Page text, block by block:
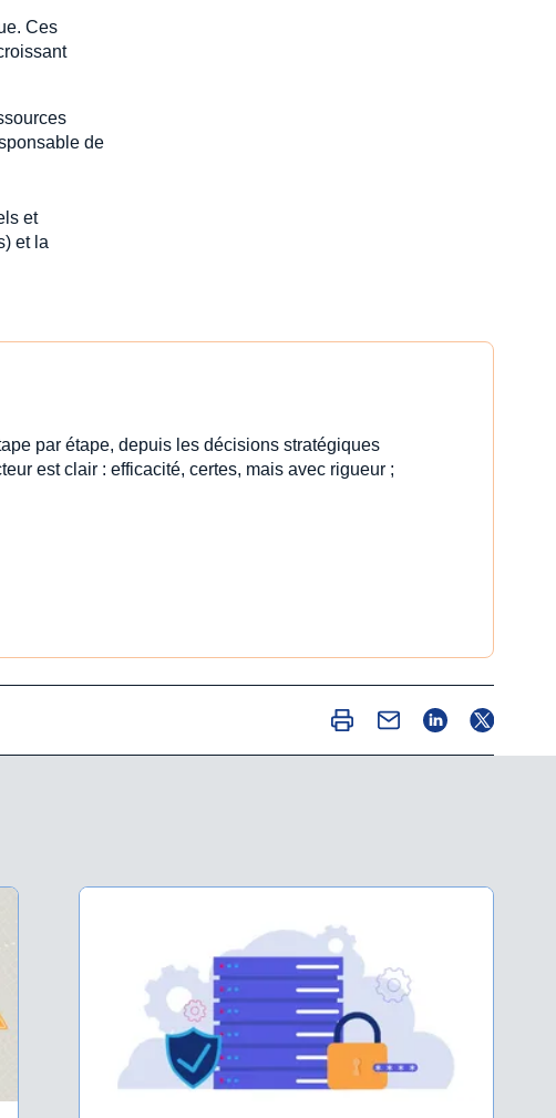
Ces
de
et
et la
par étape, depuis les décisions stratégiques
est clair : efficacité, certes, mais avec rigueur ;